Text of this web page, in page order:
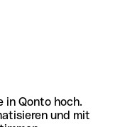
in Qonto hoch.
und mit